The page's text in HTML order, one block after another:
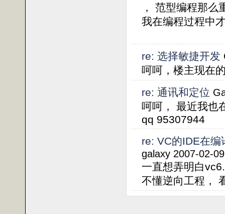
， 范型编程那么
我在编程过程中
re: 选择敏捷开发
呵呵，楼主现在
re: 通讯和定位
呵呵， 最近我也
qq 95307944
re: VC的IDE在
galaxy 2007-02-
一直想弄明白
不懂逆向工程，